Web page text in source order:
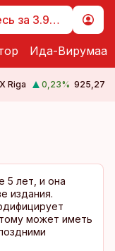
Подпишитесь за 3.99 €
Ида-Вирумаа
Riga 0,23% 925,27
5 лет, и она
издания.
может иметь